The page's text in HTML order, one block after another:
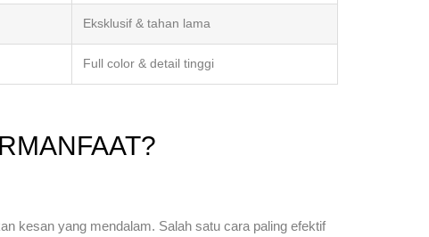
Eksklusif & tahan lama
Full color & detail tinggi
kesan yang mendalam. Salah satu cara paling efektif